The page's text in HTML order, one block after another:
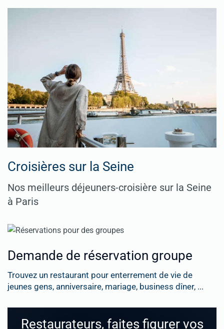
Croisières sur la Seine
Nos meilleurs déjeuners-croisière sur la Seine
à Paris
Demande de réservation groupe
Trouvez un restaurant pour enterrement de vie de
jeunes gens, anniversaire, mariage, business dîner, ...
Restaurateurs, faites figurer vos